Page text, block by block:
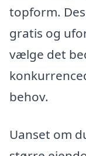
topform.
gratis og
vælge det
behov.
Uanset om